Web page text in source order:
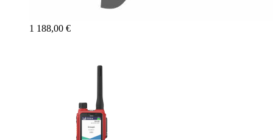
1 188,00 €